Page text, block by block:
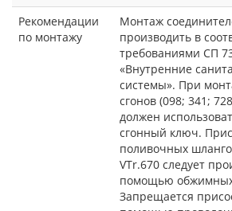
Рекомендации
по монтажу
Монтаж
производить в
требованиями СП
«Внутренние
системы». При
сгонов (098; 341;
должен
сгонный ключ.
поливочных
VTr.670 следует
помощью обжимных
Запрещается